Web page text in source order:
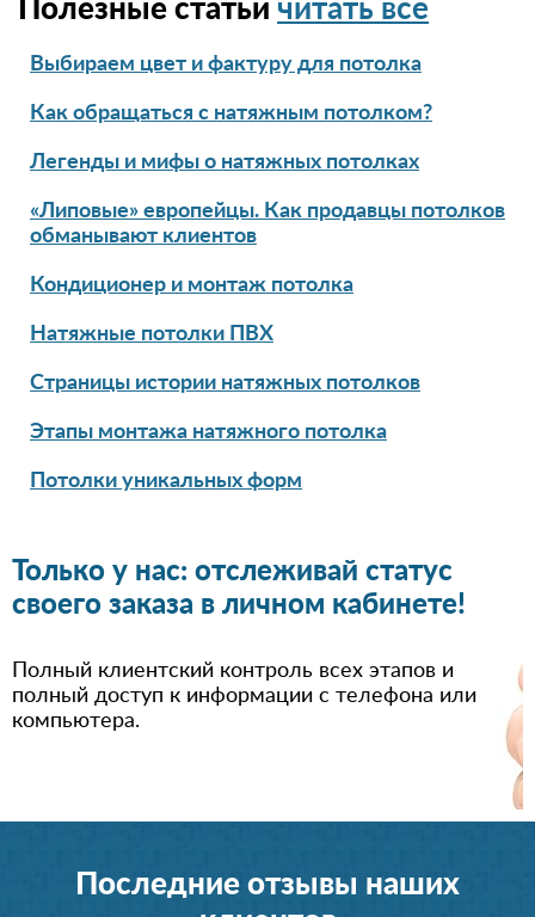
Полезные статьи читать все
Выбираем цвет и фактуру для потолка
Как обращаться с натяжным потолком?
Легенды и мифы о натяжных потолках
«Липовые» европейцы. Как продавцы потолков
обманывают клиентов
Кондиционер и монтаж потолка
Натяжные потолки ПВХ
Страницы истории натяжных потолков
Этапы монтажа натяжного потолка
Потолки уникальных форм
Только у нас: отслеживай статус
своего заказа в личном кабинете!
Полный клиентский контроль всех этапов и
полный доступ к информации с телефона или
компьютера.
Последние отзывы наших